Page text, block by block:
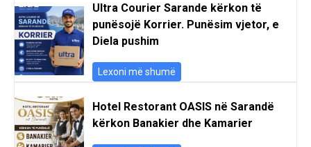
Ultra Courier Sarande kërkon të
punësojë Korrier. Punësim vjetor, e
Diela pushim
Lexoni më shumë
Hotel Restorant OASIS në Sarandë
kërkon Banakier dhe Kamarier